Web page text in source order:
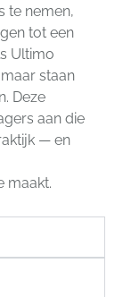
te nemen,
tot een
Ultimo
staan
Deze
aan die
— en
maakt.